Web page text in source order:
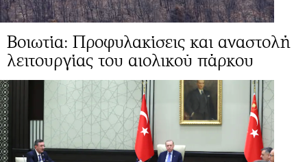
Βοιωτία: Προφυλακίσεις και αναστολή
λειτουργίας του αιολικού πάρκου